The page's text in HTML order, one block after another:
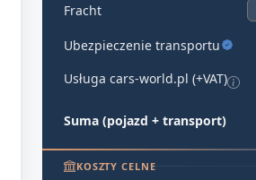
Fracht
Ubezpieczenie transportu
Usługa cars-world.pl (+VAT)
Suma (pojazd + transport)
KOSZTY CELNE